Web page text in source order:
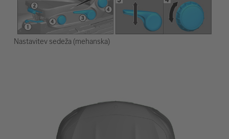
Nastavitev sedeža (mehanska)